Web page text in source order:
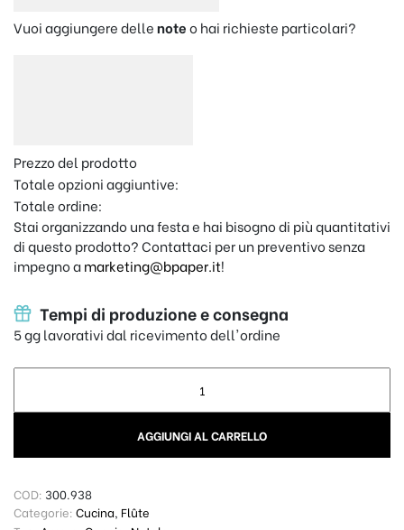
Vuoi aggiungere dellenoteo hai richieste particolari?
Prezzo del prodotto
Totale opzioni aggiuntive:
Totale ordine:
Stai organizzando una festa e hai bisogno di più quantitativi
di questo prodotto? Contattaci per un preventivo senza
impegno amarketing@bpaper.it!
Tempi di produzione e consegna
5 gg lavorativi dal ricevimento dell'ordine
AGGIUNGI AL CARRELLO
COD: 300.938
Categorie: Cucina, Flûte